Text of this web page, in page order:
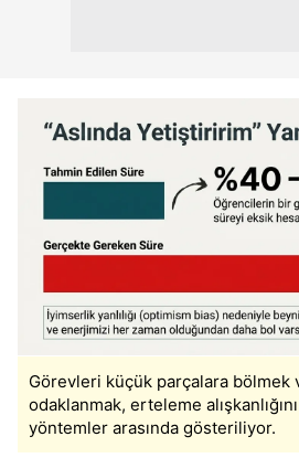
Görevleri küçük parçalara bölmek
odaklanmak, erteleme
yöntemler arasında gösteriliyor.